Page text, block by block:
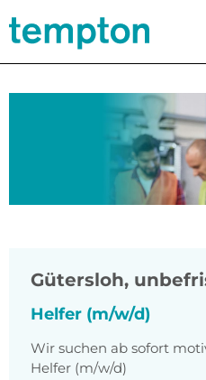
Gütersloh,
Helfer (m/w/d)
Wir suchen ab sofort
Helfer (m/w/d)